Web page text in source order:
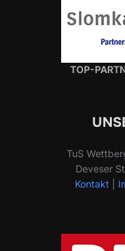
TOP-
TuS
Deveser
Kontakt